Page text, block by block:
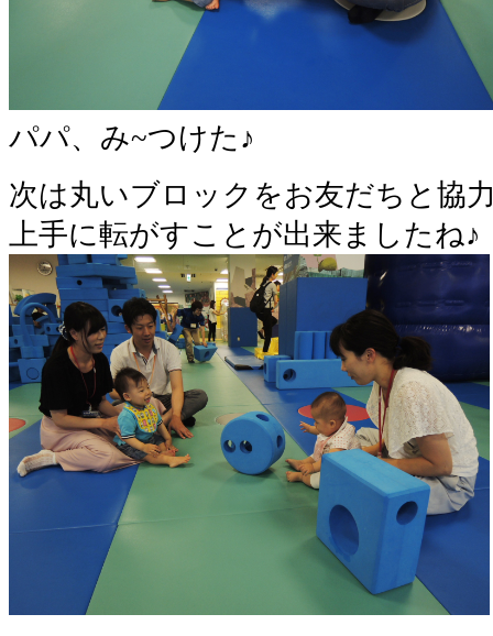
パパ、み~つけた♪
次は丸いブロックをお友だちと協
上手に転がすことが出来ましたね♪